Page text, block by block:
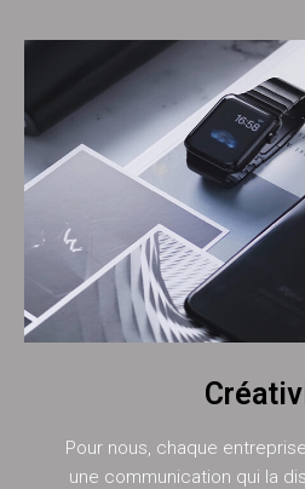
Pour nous, chaque
une communication qui la